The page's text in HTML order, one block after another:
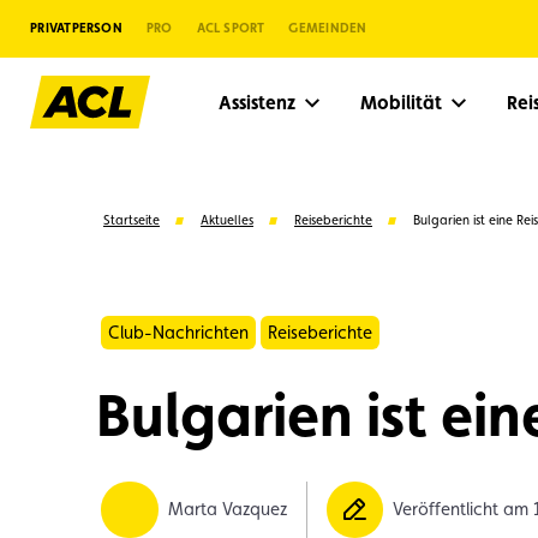
PRIVATPERSON PRO ACL SPORT GEMEINDEN
Assistenz Mobilität
Vorschläge
Startseite Aktuelles Reiseberichte Bulgarien ist eine
Club-Nachrichten Reiseberichte
Bulgarien ist
Marta Vazquez Veröffentlicht am